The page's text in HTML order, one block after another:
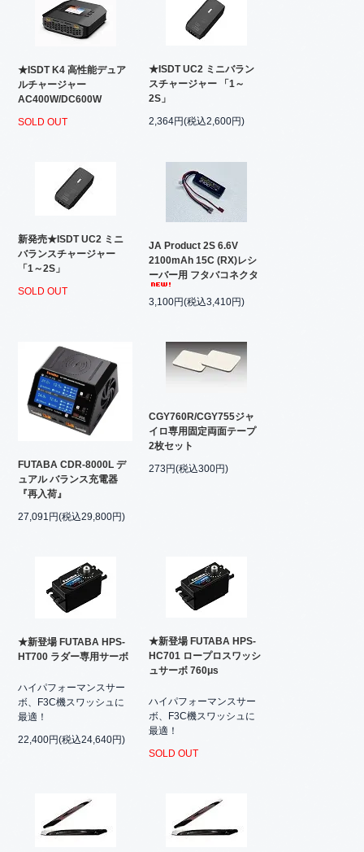
★ISDT K4 高性能デュア
ルチャージャー
AC400W/DC600W
SOLD OUT
★ISDT UC2 ミニバラン
スチャージャー 「1～
2S」
2,364円(税込2,600円)
新発売★ISDT UC2 ミニ
バランスチャージャー
「1～2S」
SOLD OUT
JA Product 2S 6.6V
2100mAh 15C (RX)レシ
ーバー用 フタバコネクタ
3,100円(税込3,410円)
FUTABA CDR-8000L デ
ュアル バランス充電器
『再入荷』
27,091円(税込29,800円)
CGY760R/CGY755ジャ
イロ専用固定両面テープ
2枚セット
273円(税込300円)
★新登場 FUTABA HPS-
HT700 ラダー専用サーボ
ハイパフォーマンスサー
ボ、F3C機スワッシュに
最適！
22,400円(税込24,640円)
★新登場 FUTABA HPS-
HC701 ロープロスワッシ
ュサーボ 760μs
ハイパフォーマンスサー
ボ、F3C機スワッシュに
最適！
SOLD OUT